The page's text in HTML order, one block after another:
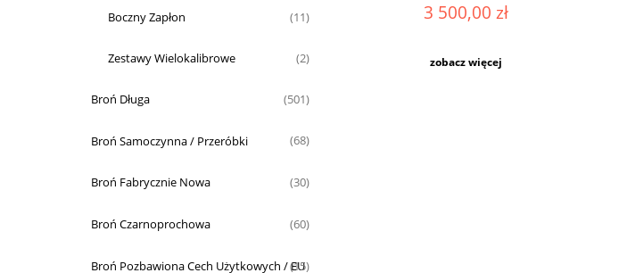
Boczny Zapłon (11)
Zestawy Wielokalibrowe (2)
Broń Długa (501)
Broń Samoczynna / Przeróbki (68)
Broń Fabrycznie Nowa (30)
Broń Czarnoprochowa (60)
Broń Pozbawiona Cech Użytkowych / EU
(15)
3 500,00 zł
zobacz więcej